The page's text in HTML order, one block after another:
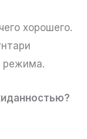
хорошего.
режима.